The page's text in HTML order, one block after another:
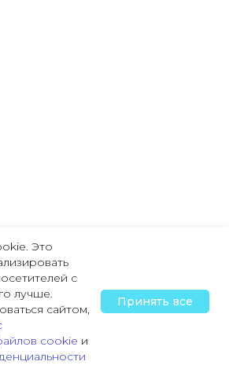
Пожарная безопасность
Это
с
лучше.
сайтом,
cookie и
Принять все